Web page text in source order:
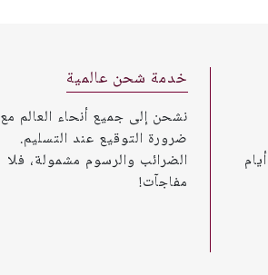
الأخرى، يُرجى إرجاعها خلال 7 أيام
خدمة شحن عالمية
نشحن إلى جميع أنحاء العالم مع
ضرورة التوقيع عند التسليم.
الضرائب والرسوم مشمولة، فلا
مفاجآت!